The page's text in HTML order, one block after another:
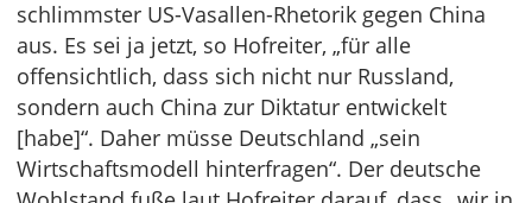
schlimmster US-Vasallen-Rhetorik gegen China
aus. Es sei ja jetzt, so Hofreiter, „für alle
offensichtlich, dass sich nicht nur Russland,
sondern auch China zur Diktatur entwickelt
[habe]“. Daher müsse Deutschland „sein
Wirtschaftsmodell hinterfragen“. Der deutsche